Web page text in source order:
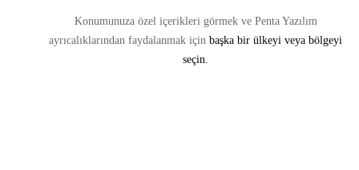
Konumunuza özel içerikleri görmek ve Penta Yazılım
ayrıcalıklarından faydalanmak için başka bir ülkeyi veya bölgeyi
seçin.